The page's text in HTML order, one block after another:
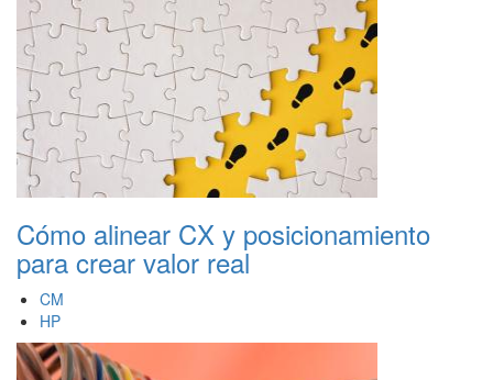
Cómo alinear CX y posicionamiento
para crear valor real
CM
HP